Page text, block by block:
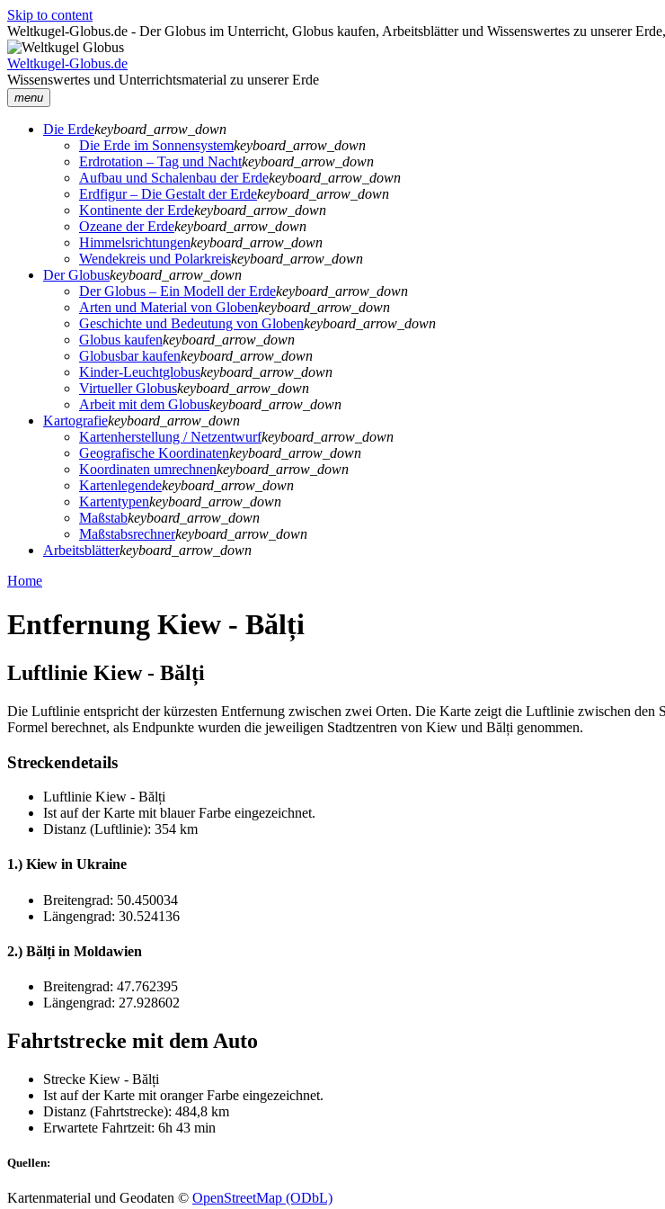
Skip to content
Weltkugel-Globus.de - Der Globus im Unterricht, Globus kaufen, Arbeitsblätter und Wissenswertes zu unserer
Weltkugel-Globus.de
Wissenswertes und Unterrichtsmaterial zu unserer Erde
menu
Die Erdekeyboard_arrow_down
Die Erde im Sonnensystemkeyboard_arrow_down
Erdrotation – Tag und Nachtkeyboard_arrow_down
Aufbau und Schalenbau der Erdekeyboard_arrow_down
Erdfigur – Die Gestalt der Erdekeyboard_arrow_down
Kontinente der Erdekeyboard_arrow_down
Ozeane der Erdekeyboard_arrow_down
Himmelsrichtungenkeyboard_arrow_down
Wendekreis und Polarkreiskeyboard_arrow_down
Der Globuskeyboard_arrow_down
Der Globus – Ein Modell der Erdekeyboard_arrow_down
Arten und Material von Globenkeyboard_arrow_down
Geschichte und Bedeutung von Globenkeyboard_arrow_down
Globus kaufenkeyboard_arrow_down
Globusbar kaufenkeyboard_arrow_down
Kinder-Leuchtglobuskeyboard_arrow_down
Virtueller Globuskeyboard_arrow_down
Arbeit mit dem Globuskeyboard_arrow_down
Kartografiekeyboard_arrow_down
Kartenherstellung / Netzentwurfkeyboard_arrow_down
Geografische Koordinatenkeyboard_arrow_down
Koordinaten umrechnenkeyboard_arrow_down
Kartenlegendekeyboard_arrow_down
Kartentypenkeyboard_arrow_down
Maßstabkeyboard_arrow_down
Maßstabsrechnerkeyboard_arrow_down
Arbeitsblätterkeyboard_arrow_down
Home
Entfernung Kiew - Bălți
Luftlinie Kiew - Bălți
Die Luftlinie entspricht der kürzesten Entfernung zwischen zwei Orten. Die Karte zeigt die Luftlinie zwischen den
Formel berechnet, als Endpunkte wurden die jeweiligen Stadtzentren von Kiew und Bălți genommen.
Streckendetails
Luftlinie Kiew - Bălți
Ist auf der Karte mit blauer Farbe eingezeichnet.
Distanz (Luftlinie): 354 km
1.) Kiew in Ukraine
Breitengrad: 50.450034
Längengrad: 30.524136
2.) Bălți in Moldawien
Breitengrad: 47.762395
Längengrad: 27.928602
Fahrtstrecke mit dem Auto
Strecke Kiew - Bălți
Ist auf der Karte mit oranger Farbe eingezeichnet.
Distanz (Fahrtstrecke): 484,8 km
Erwartete Fahrtzeit: 6h 43 min
Quellen:
Kartenmaterial und Geodaten © OpenStreetMap (ODbL)